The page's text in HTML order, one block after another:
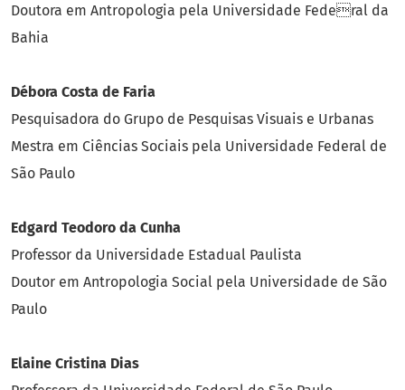
Doutora em Antropologia pela Universidade Federal da
Bahia
Débora Costa de Faria
Pesquisadora do Grupo de Pesquisas Visuais e Urbanas
Mestra em Ciências Sociais pela Universidade Federal de
São Paulo
Edgard Teodoro da Cunha
Professor da Universidade Estadual Paulista
Doutor em Antropologia Social pela Universidade de São
Paulo
Elaine Cristina Dias